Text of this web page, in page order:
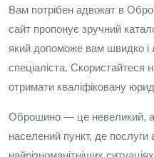
Вам потрібен адвокат в
сайт пропонує зручний
який допоможе вам швидко і
спеціаліста.
отримати кваліфіковану
Оброшино — це невеликий,
населений пункт, де